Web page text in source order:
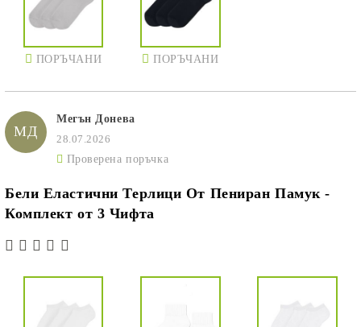
ПОРЪЧАНИ ПОРЪЧАНИ
МД
Мегън Донева
28.07.2026
Проверена поръчка
Бели Еластични Терлици От Пениран Памук -
Комплект от 3 Чифта